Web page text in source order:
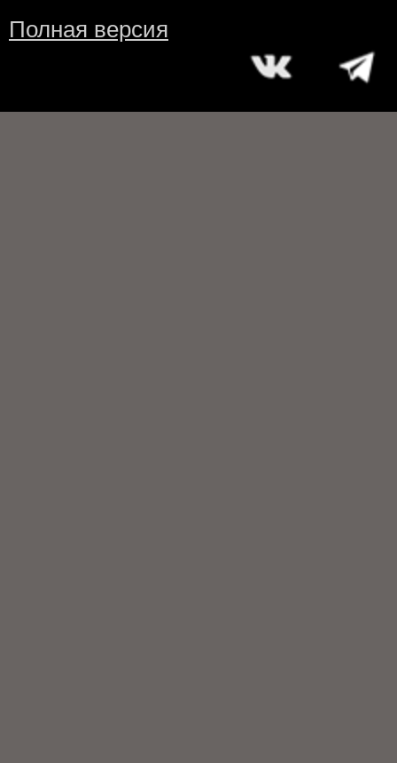
Полная версия